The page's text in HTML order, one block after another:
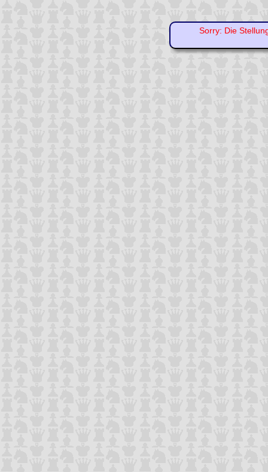
Sorry: Die